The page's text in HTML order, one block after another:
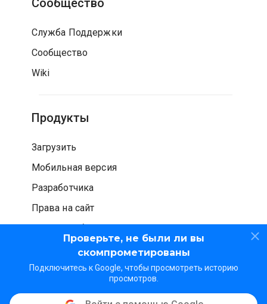
Проверьте, не были ли вы
скомпрометированы
Подключитесь к Google, чтобы просмотреть историю
просмотров.
Сообщество
Служба Поддержки
Сообщество
Wiki
Продукты
Загрузить
Мобильная версия
Разработчика
Права на сайт
Проверка безопасности